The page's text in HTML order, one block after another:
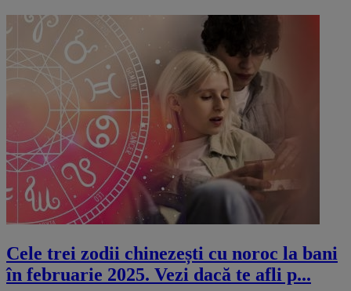
Cele trei zodii chinezești cu noroc la bani
în februarie 2025. Vezi dacă te afli p...